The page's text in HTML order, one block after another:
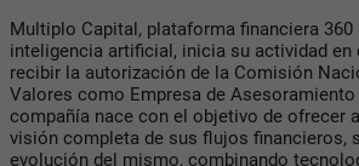
Multiplo Capital, plataforma financiera 360
inteligencia artificial, inicia su actividad en
recibir la autorización de la Comisión
Valores como Empresa de Asesoramiento
compañía nace con el objetivo de ofrecer
visión completa de sus flujos financieros,
evolución del mismo, combinando